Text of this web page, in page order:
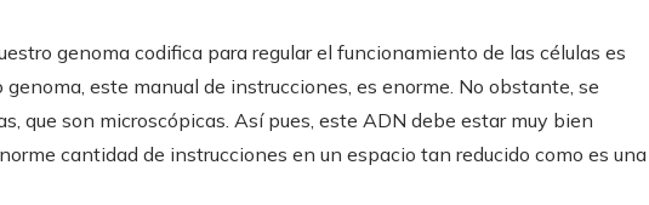
genoma codifica para regular el funcionamiento de las células es
genoma, este manual de instrucciones, es enorme. No obstante, se
que son microscópicas. Así pues, este ADN debe estar muy bien
cantidad de instrucciones en un espacio tan reducido como es una